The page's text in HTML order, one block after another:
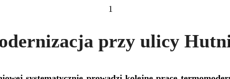
1
przy ulicy